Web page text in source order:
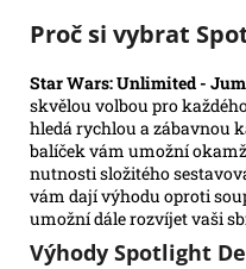
Proč si vybrat
Star Wars: Unlimited -
skvělou volbou pro
hledá rychlou a zábavnou
balíček vám umožní
nutnosti složitého
vám dají výhodu oproti
umožní dále rozvíjet vaši
Výhody Spotlight